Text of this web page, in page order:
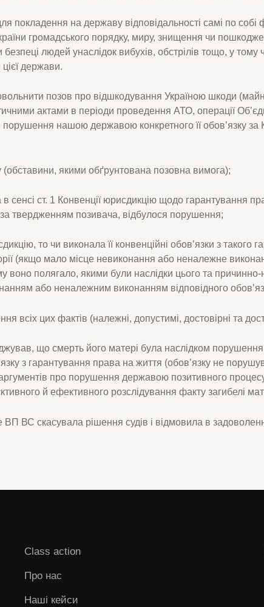
покладення на державу відповідальності самі по
громадського порядку, миру, знищення чи
людей унаслідок вибухів, обстрілів тощо, у тому
держави.
позов про відшкодування Україною шкоди
актами в періоди проведення АТО, операції
нашою державою конкретного її обов’язку за
(обставини, якими обґрунтована позовна вимога);
сенсі ст. 1 Конвенції юрисдикцію щодо гарантування
за твердженням позивача, відбулося порушення;
то чи виконала її конвенційні обов’язки з такого
(якщо мало місце невиконання або неналежне
воно полягало, якими були наслідки цього та причинно-
або неналежним виконанням відповідного
всіх цих фактів (належні, допустимі, достовірні та
що смерть його матері була наслідком
з гарантування права на життя (обов’язку не
про порушення державою позитивного
й ефективного розслідування факту загибелі
ВП ВС скасувала рішення судів і відмовила в
Class action
Про нас
Наші кейси